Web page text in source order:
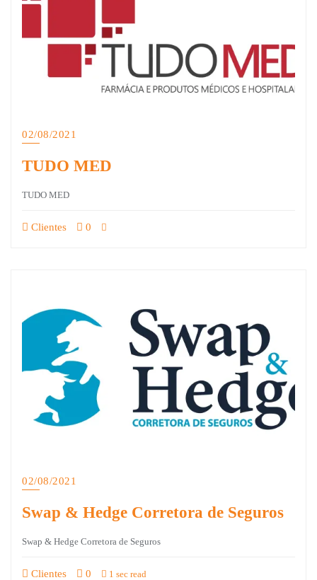
02/08/2021
TUDO MED
TUDO MED
Clientes 0
02/08/2021
Swap & Hedge Corretora de Seguros
Swap & Hedge Corretora de Seguros
Clientes 0 1 sec read